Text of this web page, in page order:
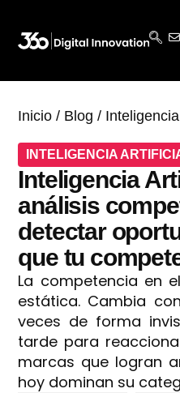
Inicio / Blog /
INTELIGENCIA
Inteligencia
análisis
detectar
que tu
La competencia en
estática. Cambia
veces de forma
tarde para
marcas que logran
hoy dominan su